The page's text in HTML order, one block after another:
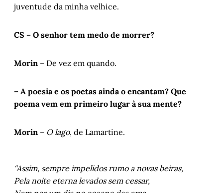
juventude da minha velhice.
CS – O senhor tem medo de morrer?
Morin – De vez em quando.
– A poesia e os poetas ainda o encantam? Que
poema vem em primeiro lugar à sua mente?
Morin – O lago, de Lamartine.
“Assim, sempre impelidos rumo a novas beiras,
Pela noite eterna levados sem cessar,